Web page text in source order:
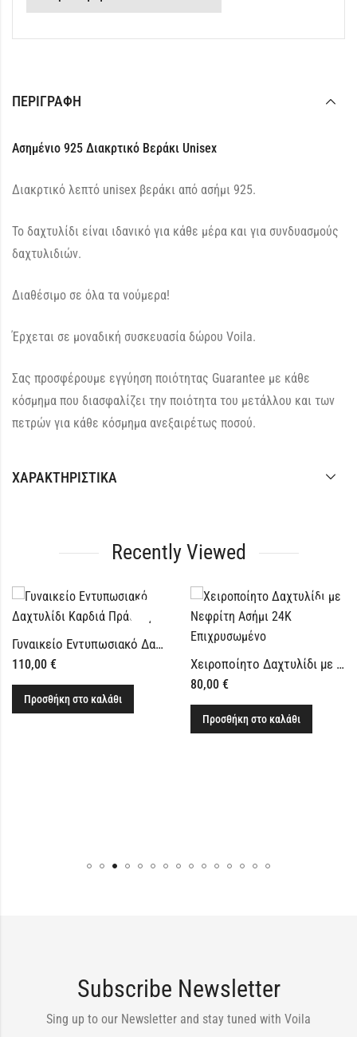
ΠΕΡΙΓΡΑΦΉ
Ασημένιο 925 Διακρτικό Βεράκι Unisex
Διακρτικό λεπτό unisex βεράκι από ασήμι 925.
Το δαχτυλίδι είναι ιδανικό για κάθε μέρα και για συνδυασμούς
δαχτυλιδιών.
Διαθέσιμο σε όλα τα νούμερα!
Έρχεται σε μοναδική συσκευασία δώρου Voila.
Σας προσφέρουμε εγγύηση ποιότητας Guarantee με κάθε
κόσμημα που διασφαλίζει την ποιότητα του μετάλλου και των
πετρών για κάθε κόσμημα ανεξαιρέτως ποσού.
ΧΑΡΑΚΤΗΡΙΣΤΙΚΆ
Recently Viewed
Γυναικείο Εντυπωσιακό Δαχτυλίδι Καρδιά Πράσινη
στο καλάθι
Χειροποίητο Δαχτυλίδι με Νεφρίτη Ασήμι 24Κ Επιχρυσωμένο
80,00
Προσθήκη στο καλάθι
Subscribe Newsletter
Sing up to our Newsletter and stay tuned with Voila